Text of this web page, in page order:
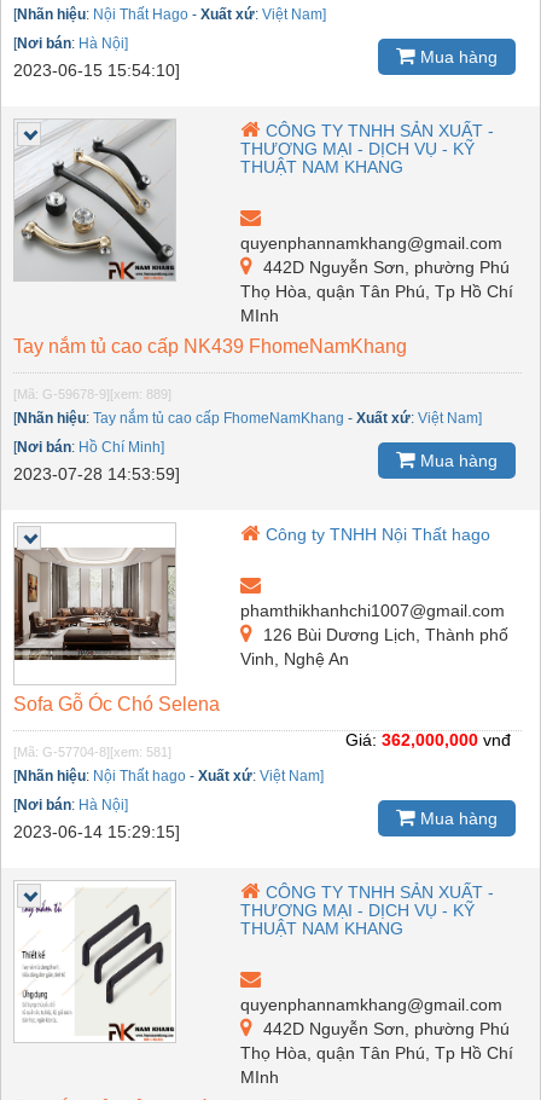
[Nhãn hiệu: Nội Thất Hago - Xuất xứ: Việt Nam]
[Nơi bán: Hà Nội]
2023-06-15 15:54:10]
Mua hàng
CÔNG TY TNHH SẢN XUẤT -
THƯƠNG MẠI - DỊCH VỤ - KỸ
THUẬT NAM KHANG
quyenphannamkhang@gmail.com
442D Nguyễn Sơn, phường Phú
Thọ Hòa, quận Tân Phú, Tp Hồ Chí
MInh
Tay nắm tủ cao cấp NK439 FhomeNamKhang
[Mã: G-59678-9] [xem: 889]
[Nhãn hiệu: Tay nắm tủ cao cấp FhomeNamKhang - Xuất xứ: Việt Nam]
[Nơi bán: Hồ Chí Minh]
2023-07-28 14:53:59]
Mua hàng
Công ty TNHH Nội Thất hago
phamthikhanhchi1007@gmail.com
126 Bùi Dương Lịch, Thành phố
Vinh, Nghệ An
Sofa Gỗ Óc Chó Selena
[Mã: G-57704-8] [xem: 581]
[Nhãn hiệu: Nội Thất hago - Xuất xứ: Việt Nam]
[Nơi bán: Hà Nội]
2023-06-14 15:29:15]
Giá: 362,000,000 vnđ
Mua hàng
CÔNG TY TNHH SẢN XUẤT -
THƯƠNG MẠI - DỊCH VỤ - KỸ
THUẬT NAM KHANG
quyenphannamkhang@gmail.com
442D Nguyễn Sơn, phường Phú
Thọ Hòa, quận Tân Phú, Tp Hồ Chí
MInh